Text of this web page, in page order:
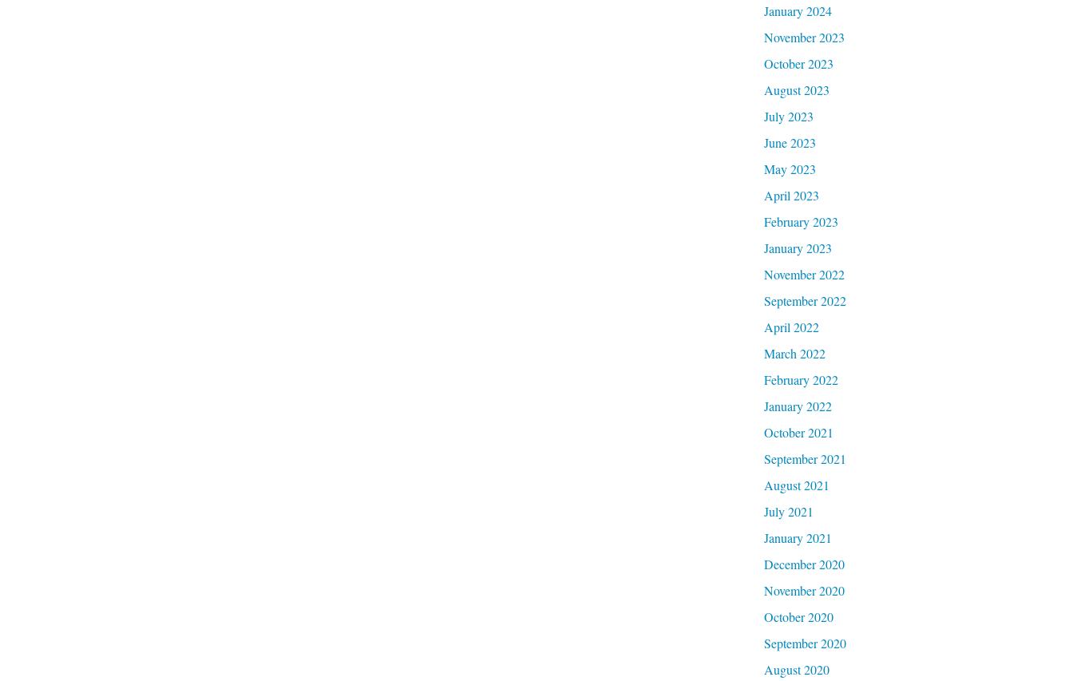
January 2024
November 2023
October 2023
August 2023
July 2023
June 2023
May 2023
April 2023
February 2023
January 2023
November 2022
September 2022
April 2022
March 2022
February 2022
January 2022
October 2021
September 2021
August 2021
July 2021
January 2021
December 2020
November 2020
October 2020
September 2020
August 2020